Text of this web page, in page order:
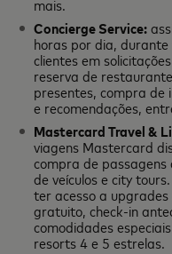
mais.
Concierge Service:
horas por dia,
clientes em
reserva de
presentes, compra de
e recomendações,
Mastercard Travel &
viagens Mastercard
compra de
de veículos e city
ter acesso a
gratuito, check-in
comodidades
resorts 4 e 5 estrelas.